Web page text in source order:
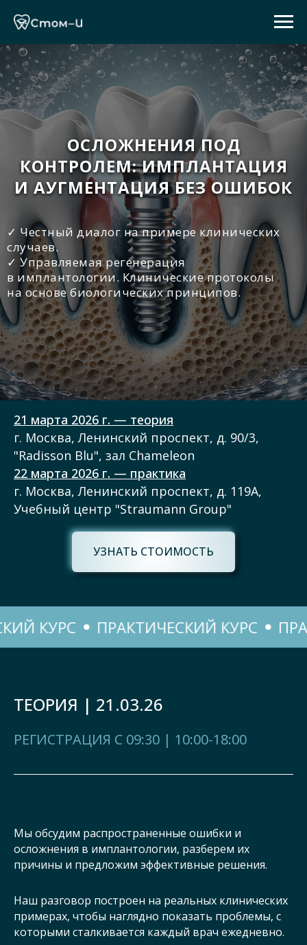
ОСЛОЖНЕНИЯ ПОД
КОНТРОЛЕМ: ИМПЛАНТАЦИЯ
И АУГМЕНТАЦИЯ БЕЗ ОШИБОК
✓ Честный диалог на примере клинических
случаев.
✓ Управляемая регенерация
в имплантологии. Клинические протоколы
на основе биологических принципов.
21 марта 2026 г. — теория
г. Москва, Ленинский проспект, д. 90/3,
"Radisson Blu", зал Chameleon
22 марта 2026 г. — практика
г. Москва, Ленинский проспект, д. 119A,
Учебный центр "Straumann Group"
УЗНАТЬ СТОИМОСТЬ
ПРАКТИЧЕСКИЙ КУРС
ТЕОРИЯ | 21.03.26
РЕГИСТРАЦИЯ С 09:30 | 10:00-18:00
Мы обсудим распространенные ошибки и
осложнения в имплантологии, разберем их
причины и предложим эффективные решения.
Наш разговор построен на реальных клинических
примерах, чтобы наглядно показать проблемы, с
которыми сталкивается каждый врач ежедневно.